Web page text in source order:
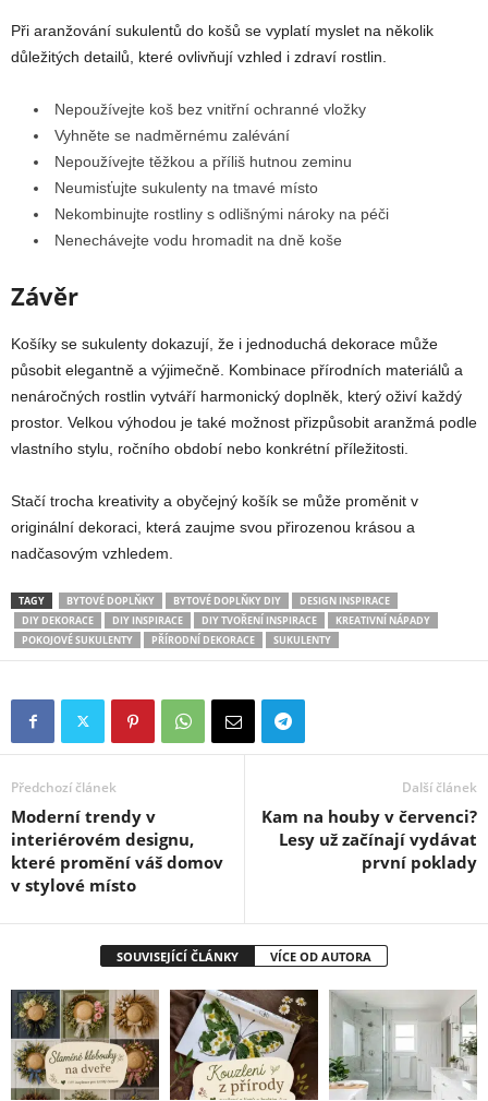
Při aranžování sukulentů do košů se vyplatí myslet na několik
důležitých detailů, které ovlivňují vzhled i zdraví rostlin.
Nepoužívejte koš bez vnitřní ochranné vložky
Vyhněte se nadměrnému zalévání
Nepoužívejte těžkou a příliš hutnou zeminu
Neumisťujte sukulenty na tmavé místo
Nekombinujte rostliny s odlišnými nároky na péči
Nenechávejte vodu hromadit na dně koše
Závěr
Košíky se sukulenty dokazují, že i jednoduchá dekorace může
působit elegantně a výjimečně. Kombinace přírodních materiálů a
nenáročných rostlin vytváří harmonický doplněk, který oživí každý
prostor. Velkou výhodou je také možnost přizpůsobit aranžmá podle
vlastního stylu, ročního období nebo konkrétní příležitosti.
Stačí trocha kreativity a obyčejný košík se může proměnit v
originální dekoraci, která zaujme svou přirozenou krásou a
nadčasovým vzhledem.
TAGY BYTOVÉ DOPLŇKY BYTOVÉ DOPLŇKY DIY
DESIGN INSPIRACE
DIY DEKORACE
DIY INSPIRACE DIY TVOŘENÍ INSPIRACE
KREATIVNÍ NÁPADY
POKOJOVÉ SUKULENTY
PŘÍRODNÍ DEKORACE SUKULENTY
Předchozí článek
Moderní trendy v
interiérovém designu,
které promění váš domov
v stylové místo
Další článek
Kam na houby v červenci?
Lesy už začínají vydávat
první poklady
SOUVISEJÍCÍ ČLÁNKY VÍCE OD AUTORA